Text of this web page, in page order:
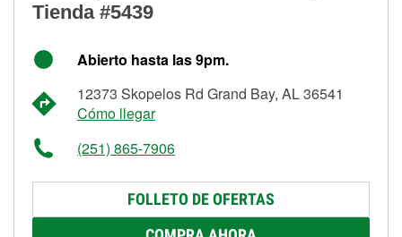
Tienda #5439
Abierto hasta las 9pm.
12373 Skopelos Rd Grand Bay, AL 36541
Cómo llegar
(251) 865-7906
FOLLETO DE OFERTAS